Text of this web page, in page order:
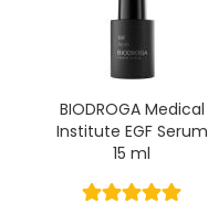
BIODROGA Medical
Institute EGF Serum
15 ml